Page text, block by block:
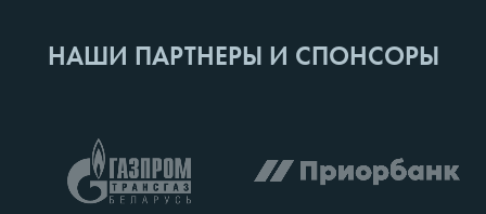
НАШИ ПАРТНЕРЫ И СПОНСОРЫ